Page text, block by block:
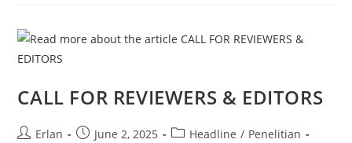
2
CALL FOR REVIEWERS & EDITORS
PostErlan
PostJune 2, 2025
PostHeadline / Penelitian